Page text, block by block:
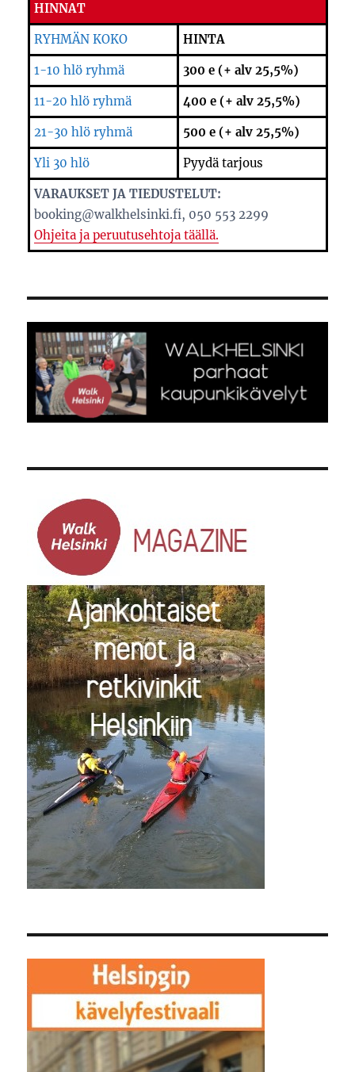
HINNAT
RYHMÄN KOKO HINTA
1-10 hlö ryhmä 300 e (+ alv 25,5%)
11-20 hlö ryhmä 400 e (+ alv 25,5%)
21-30 hlö ryhmä 500 e (+ alv 25,5%)
Yli 30 hlö Pyydä tarjous
VARAUKSET JA TIEDUSTELUT:
booking@walkhelsinki.fi, 050 553 2299
Ohjeita ja peruutusehtoja täällä.